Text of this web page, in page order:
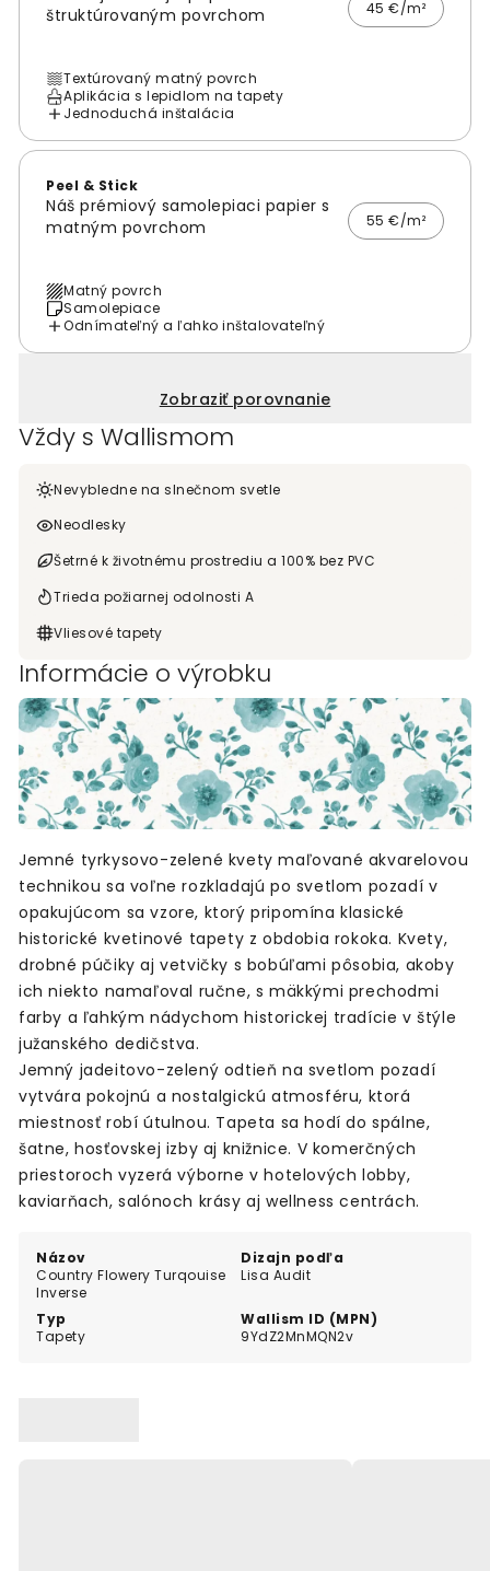
štruktúrovaným povrchom
45 €/m²
Textúrovaný matný povrch
Aplikácia s lepidlom na tapety
Jednoduchá inštalácia
Peel & Stick
Náš prémiový samolepiaci papier s
matným povrchom
55 €/m²
Matný povrch
Samolepiace
Odnímateľný a ľahko inštalovateľný
Zobraziť porovnanie
Vždy s Wallismom
Nevybledne na slnečnom svetle
Neodlesky
Šetrné k životnému prostrediu a 100% bez PVC
Trieda požiarnej odolnosti A
Vliesové tapety
Informácie o výrobku
Názov
Country Flowery Turqouise
Inverse
Dizajn podľa
Lisa Audit
Typ
Tapety
Wallism ID (MPN)
9YdZ2MnMQN2v
Jemné tyrkysovo-zelené kvety maľované akvarelovou
technikou sa voľne rozkladajú po svetlom pozadí v
opakujúcom sa vzore, ktorý pripomína klasické
historické kvetinové tapety z obdobia rokoka. Kvety,
drobné púčiky aj vetvičky s bobúľami pôsobia, akoby
ich niekto namaľoval ručne, s mäkkými prechodmi
farby a ľahkým nádychom historickej tradície v štýle
južanského dedičstva.
Jemný jadeitovo-zelený odtieň na svetlom pozadí
vytvára pokojnú a nostalgickú atmosféru, ktorá
miestnosť robí útulnou. Tapeta sa hodí do spálne,
šatne, hosťovskej izby aj knižnice. V komerčných
priestoroch vyzerá výborne v hotelových lobby,
kaviarňach, salónoch krásy aj wellness centrách.